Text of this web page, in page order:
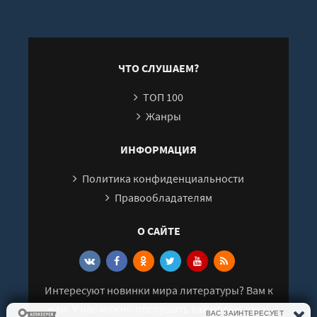
ЧТО СЛУШАЕМ?
ТОП 100
Жанры
ИНФОРМАЦИЯ
Политика конфиденциальности
Правообладателям
О САЙТЕ
Интересуют новинки мира литературы? Вам к
нам. У нас можно послушать как новые так и